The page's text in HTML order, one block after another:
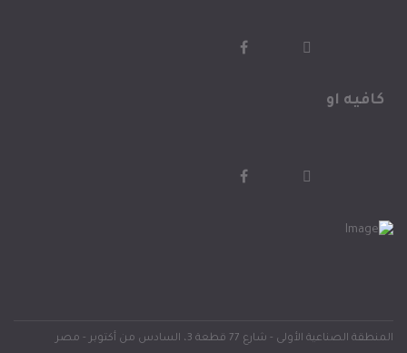
كافيه او
المنطقة الصناعية الأولى - شارع 77 قطعة 3، السادس من أكتوبر - مصر